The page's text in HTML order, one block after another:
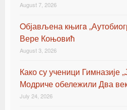
August 7, 2026
Oбјављена књигa
Вере Коњовић
August 3, 2026
Како су ученици Гимназије
Модриче обележили Два
July 24, 2026